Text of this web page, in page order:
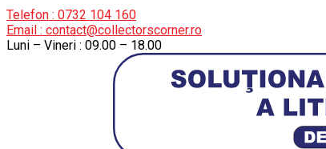
Telefon : 0732 104 160
Email : contact@collectorscorner.ro
Luni – Vineri : 09.00 – 18.00